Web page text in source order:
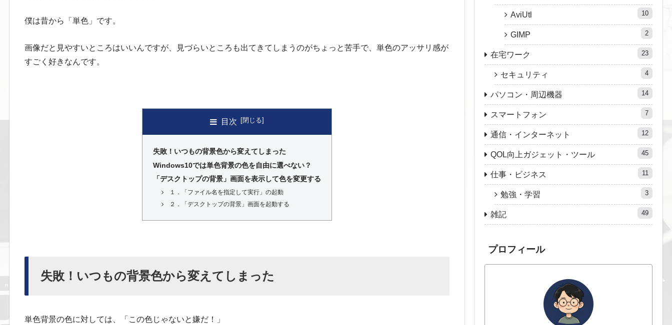
僕は昔から「単色」です。
画像だと見やすいところはいいんですが、見づらいところも出てきてしまうのがちょっと苦手で、単色のアッサリ感が
すごく好きなんです。
目次
失敗！いつもの背景色から変えてしまった
Windows10では単色背景の色を自由に選べない？
「デスクトップの背景」画面を表示して色を変更する
１．「ファイル名を指定して実行」の起動
２．「デスクトップの背景」画面を起動する
失敗！いつもの背景色から変えてしまった
単色背景の色に対しては、「この色じゃないと嫌だ！」
AviUtl 10
GIMP 2
在宅ワーク 23
セキュリティ 4
パソコン・周辺機器 14
スマートフォン 7
通信・インターネット 12
QOL向上ガジェット・ツール 45
仕事・ビジネス 11
勉強・学習 3
雑記 49
プロフィール